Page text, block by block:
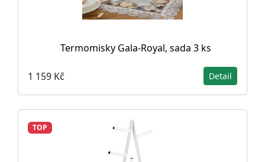
Termomisky Gala-Royal, sada 3 ks
1 159 Kč Detail
TOP